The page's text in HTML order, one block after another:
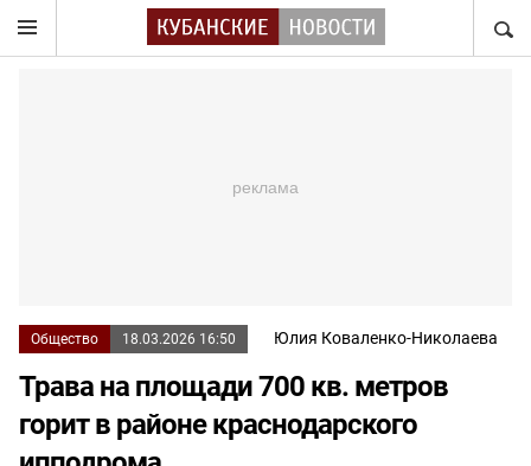
Общество 18.03.2026 16:50 Юлия Коваленко-Николаева
Трава на площади 700 кв. метров
горит в районе краснодарского